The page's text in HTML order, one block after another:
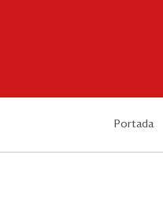
Portada